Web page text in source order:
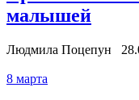
малышей
Людмила Поцепун
8 марта